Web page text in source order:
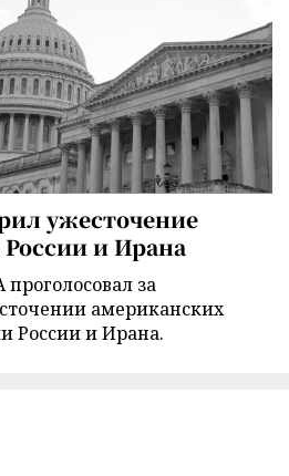
ужесточение
и Ирана
за
американских
России и Ирана.